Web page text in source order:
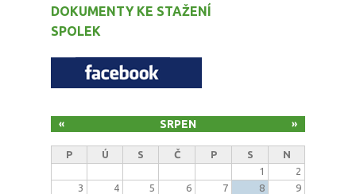
DOKUMENTY KE STAŽENÍ
SPOLEK
SRPEN
« »
P Ú S Č P S
N
1
2
3
4 5 6 7 8
9